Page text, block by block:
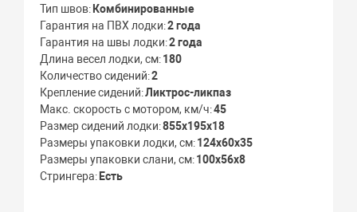
Тип швов Комбинированные
Гарантия на ПВХ лодки 2 года
Гарантия на швы лодки 2 года
Длина весел лодки, см 180
Количество сидений 2
Крепление сидений Ликтрос-ликпаз
Макс. скорость с мотором, км/ч 45
Размер сидений лодки 855x195x18
Размеры упаковки лодки, см 124x60x35
Размеры упаковки слани, см 100x56x8
Стрингера Есть